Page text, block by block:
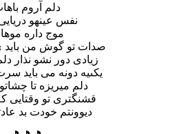
دلم آروم
نفس عینهو
موج داره
صدات تو گوش من باید
زیادی دور نشو نذار
يكىيه دونه مى باید
دلم میریزه تا
قشنگتری تو وقتایی
دیوونتم خودت بد